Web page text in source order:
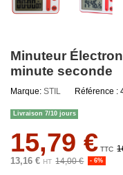
Minuteur
minute seconde
Marque: STIL Référence :
Livraison 7/10 jours
15,79 € TTC
13,16 € HT 14,00 € - 6%